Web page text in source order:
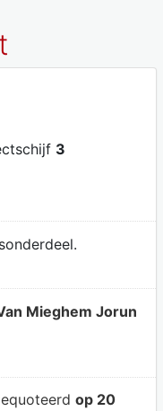
3
Mieghem Jorun
op 20